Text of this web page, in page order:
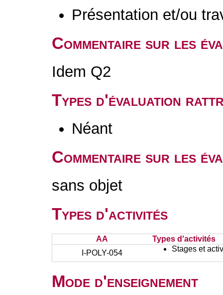
Présentation et/ou
Commentaire sur les
Idem Q2
Types d'évaluation
Néant
Commentaire sur les
sans objet
Types d'activités
AA
Types d'activités
I-POLY-054
Stages et
Mode d'enseignement